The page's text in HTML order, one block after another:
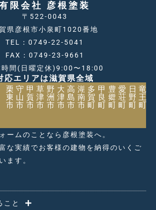
限会社 彦根塗装
〒522-0043
県彦根市小泉町1020番地
TEL：0749-22-5041
FAX：0749-23-9661
時間(日曜定休)9:00〜18:00
応エリアは滋賀県全域
栗
東
市
守
山
市
甲
賀
市
草
津
市
野
洲
市
大
津
市
高
島
市
湖
南
市
多
賀
町
甲
良
町
豊
郷
町
愛
荘
町
日
野
町
竜
王
町
ームのことなら彦根塗装へ。
な実績でお客様の建物を納得のいくご
ます。
こと